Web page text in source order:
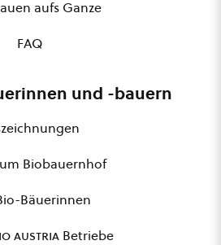
aufs Ganze
FAQ
und -bauern
Biobauernhof
Bäuerinnen
austria Betriebe